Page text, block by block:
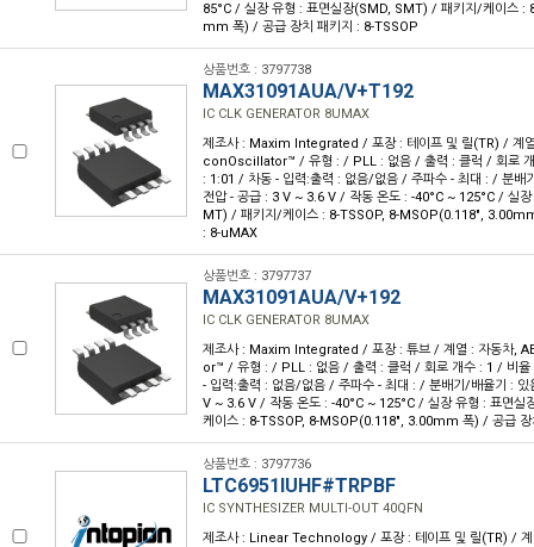
85°C / 실장 유형 : 표면실장(SMD, SMT) / 패키지/케이스 :
mm 폭) / 공급 장치 패키지 : 8-TSSOP
상품번호 : 3797738
MAX31091AUA/V+T192
IC CLK GENERATOR 8UMAX
제조사 : Maxim Integrated / 포장 : 테이프 및 릴(TR) / 계
conOscillator™ / 유형 : / PLL : 없음 / 출력 : 클럭 / 회로 개
: 1:01 / 차동 - 입력:출력 : 없음/없음 / 주파수 - 최대 : / 분배
전압 - 공급 : 3 V ~ 3.6 V / 작동 온도 : -40°C ~ 125°C / 실
MT) / 패키지/케이스 : 8-TSSOP, 8-MSOP(0.118",
: 8-uMAX
상품번호 : 3797737
MAX31091AUA/V+192
IC CLK GENERATOR 8UMAX
제조사 : Maxim Integrated / 포장 : 튜브 / 계열 : 자동차,
or™ / 유형 : / PLL : 없음 / 출력 : 클럭 / 회로 개수 : 1 / 비율
- 입력:출력 : 없음/없음 / 주파수 - 최대 : / 분배기/배율기 :
V ~ 3.6 V / 작동 온도 : -40°C ~ 125°C / 실장 유형 : 표면
케이스 : 8-TSSOP, 8-MSOP(0.118", 3.00mm 폭) / 공급
상품번호 : 3797736
LTC6951IUHF#TRPBF
IC SYNTHESIZER MULTI-OUT 40QFN
제조사 : Linear Technology / 포장 : 테이프 및 릴(TR) /